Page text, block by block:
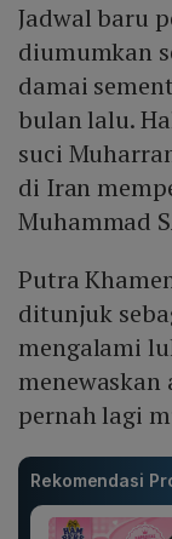
Jadwal baru
diumumkan
damai
bulan lalu.
suci
di Iran
Muhammad
Putra
ditunjuk
mengalami
pernah lagi
Rekomendasi